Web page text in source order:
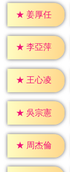
★ 姜厚任
★ 李亞萍
★ 王心凌
★ 吳宗憲
★ 周杰倫